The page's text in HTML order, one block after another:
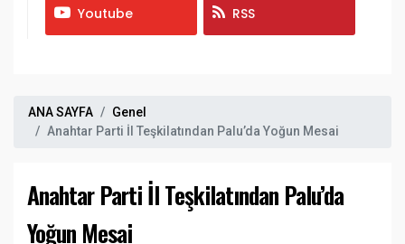
Youtube RSS
ANA SAYFA
Genel
Anahtar Parti İl Teşkilatından Palu’da Yoğun Mesai
Anahtar Parti İl Teşkilatından Palu’da
Yoğun Mesai